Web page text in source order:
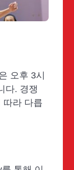
오후 3시
다. 경쟁
따라 다릅